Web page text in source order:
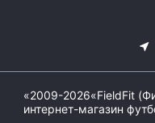
«2009-2026«FieldFit
интернет-магазин